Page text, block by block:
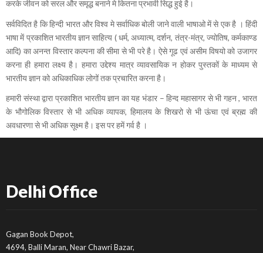
करके जीवन को सरल और समृद्ध बनाने मे कितना प्रभावी सिद्ध हुई है।
सर्वविदित है कि हिन्दी भारत और विश्व मे सर्वाधिक बोली जाने वाली भाषाओ में से एक है । हिंदी
भाषा में प्रकाशित भारतीय ज्ञान साहित्य ( धर्म, अध्यात्म, दर्शन, तंत्र-मंत्र, ज्योतिष, कर्मकाण्ड
आदि) का अनन्त विस्तार कल्पना की सीमा से भी परे है। ऐसे गूढ एवं असीम विषयो को उजागर
करना ही हमारा लक्ष्य है। हमारा उद्देश्य मात्र व्यावसायिक न होकर पुस्तकों के माध्यम से
भारतीय ज्ञान को अधिकाधिक लोगों तक प्रचारित करना है।
हमारी संस्था द्वारा प्रकाशित भारतीय ज्ञान का यह भंडार – हिन्द महासागर से भी गहन , भारत
के भौगोलिक विस्तार से भी अधिक व्यापक, हिमालय के शिखरो से भी ऊंचा एवं ब्रह्म की
अवधारणा से भी अधिक सूक्ष्म है। इस पर हमें गर्व है ।
Delhi Office
Gagan Book Depot,
4694, Balli Maran, Near Chawri Bazar,